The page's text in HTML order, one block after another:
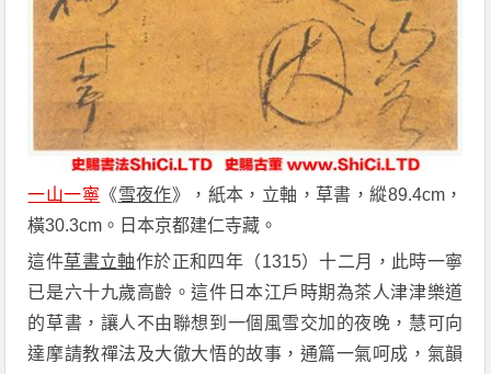
一山一寧 《雪夜作》，紙本，立軸，草書，縱89.4cm，
橫30.3cm。日本京都建仁寺藏。
這件草書立軸作於正和四年（1315）十二月，此時一寧
已是六十九歲高齡。這件日本江戶時期為茶人津津樂道
的草書，讓人不由聯想到一個風雪交加的夜晚，慧可向
達摩請教禪法及大徹大悟的故事，通篇一氣呵成，氣韻